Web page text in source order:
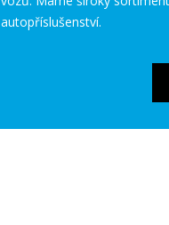
autopříslušenství.